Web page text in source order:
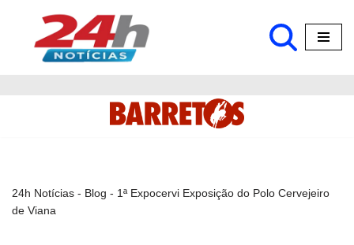
Pular
24h Notícias - Blog - 1ª Expocervi Exposição do Polo Cervejeiro
de Viana